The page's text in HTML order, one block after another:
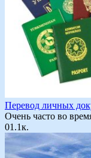
Перевод личных
Очень часто во
01.1к.